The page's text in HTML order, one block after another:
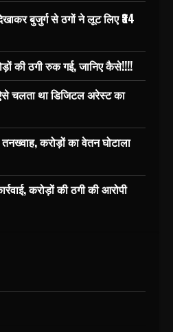
बुजुर्ग से ठगों ने लूट लिए ₹34
की ठगी रुक गई, जानिए कैसे!!!!
चलता था डिजिटल अरेस्ट का
तनख्वाह, करोड़ों का वेतन घोटाला
करोड़ों की ठगी की आरोपी